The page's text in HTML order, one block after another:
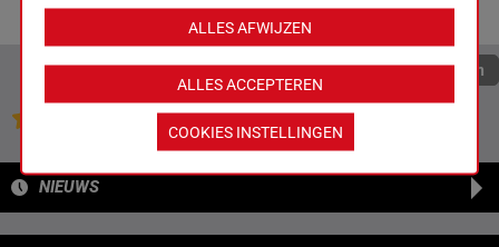
9p
Quoteringen verversen
Jouw favoriete paarden
NIEUWS
ALLES ACCEPTEREN
ALLES AFWIJZEN
COOKIES INSTELLINGEN